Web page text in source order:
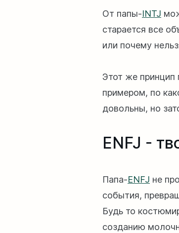
От папы-INTJ
старается все
или почему
Этот же принцип
примером, по
довольны, но
ENFJ -
Папа-ENFJ не
события,
Будь то
созданию